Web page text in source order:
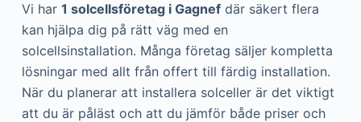
n
Vi har 1 solcellsföretag i Gagnefdär säkert flera
kan hjälpa dig på rätt väg med en
solcellsinstallation. Många företag säljer kompletta
lösningar med allt från offert till färdig installation.
När du planerar att installera solceller är det viktigt
att du är påläst och att du jämför både priser och